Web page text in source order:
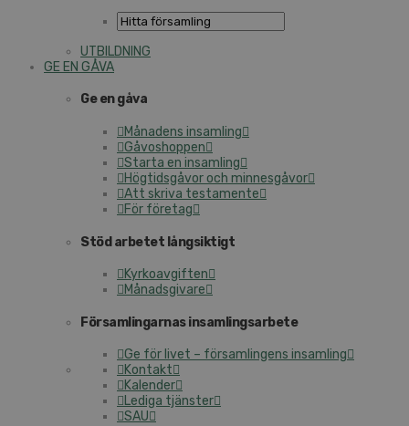
UTBILDNING
GE EN GÅVA
Ge en gåva
Månadens insamling
Gåvoshoppen
Starta en insamling
Högtidsgåvor och minnesgåvor
Att skriva testamente
För företag
Stöd arbetet långsiktigt
Kyrkoavgiften
Månadsgivare
Församlingarnas insamlingsarbete
Ge för livet – församlingens insamling
Kontakt
Kalender
Lediga tjänster
SAU